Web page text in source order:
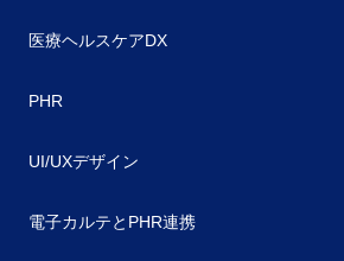
医療ヘルスケアDX
PHR
UI/UXデザイン
電子カルテとPHR連携